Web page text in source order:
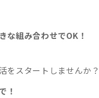
な組み合わせでOK！
をスタートしませんか？
！